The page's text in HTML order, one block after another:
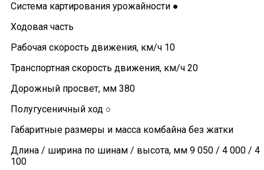
Система картирования урожайности ●
Ходовая часть
Рабочая скорость движения, км/ч 10
Транспортная скорость движения, км/ч 20
Дорожный просвет, мм 380
Полугусеничный ход ○
Габаритные размеры и масса комбайна без жатки
Длина / ширина по шинам / высота, мм 9 050 / 4 000 / 4
100